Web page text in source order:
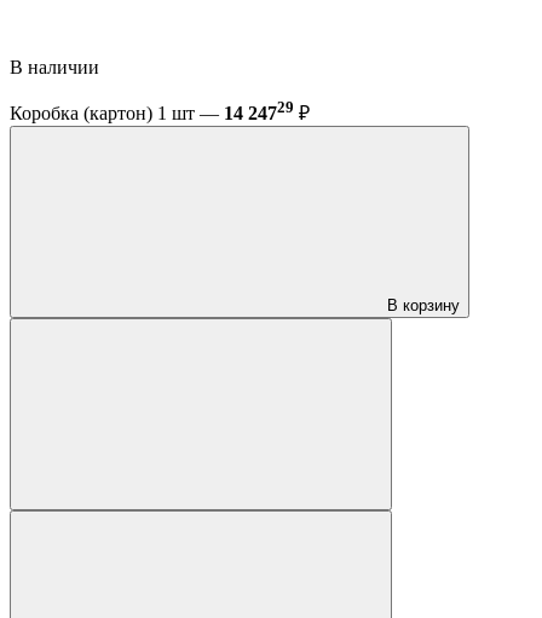
В наличии
Коробка (картон) 1 шт — 14 24729 ₽
В корзину